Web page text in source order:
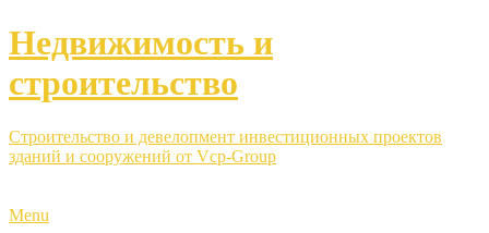
Недвижимость и
строительство
Строительство и девелопмент инвестиционных проектов
зданий и сооружений от Vcp-Group
Menu